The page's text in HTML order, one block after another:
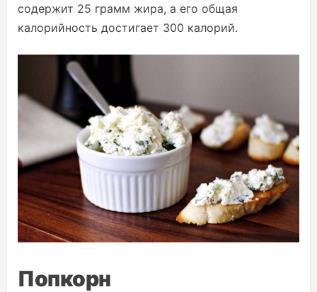
содержит 25 грамм жира, а его общая
калорийность достигает 300 калорий.
Попкорн